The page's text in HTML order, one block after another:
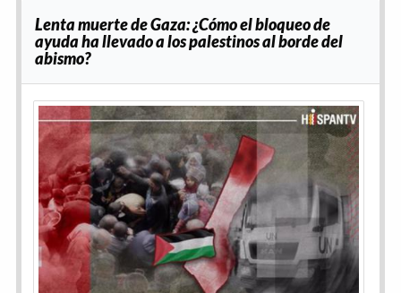
Lenta muerte de Gaza: ¿Cómo el bloqueo de
ayuda ha llevado a los palestinos al borde del
abismo?